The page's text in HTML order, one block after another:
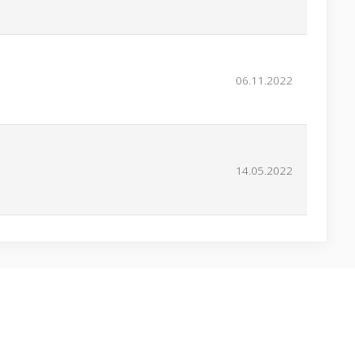
06.11.2022
14.05.2022